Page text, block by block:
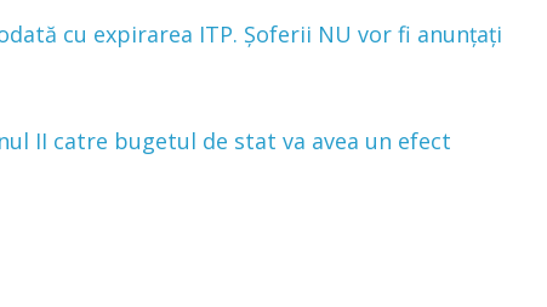
cu expirarea ITP. Şoferii NU vor fi anunţaţi
II catre bugetul de stat va avea un efect